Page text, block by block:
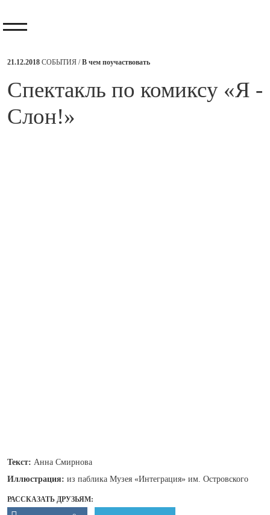
21.12.2018 СОБЫТИЯ /В чем поучаствовать
​Спектакль по комиксу «Я -
Слон!»
Текст: Анна Смирнова
Иллюстрация: из паблика Музея «Интеграция» им. Островского
РАССКАЗАТЬ ДРУЗЬЯМ: